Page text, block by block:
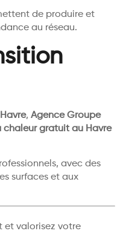
de produire et
au réseau.
, Agence Groupe
chaleur gratuit au Havre
avec des
surfaces et aux
et valorisez votre